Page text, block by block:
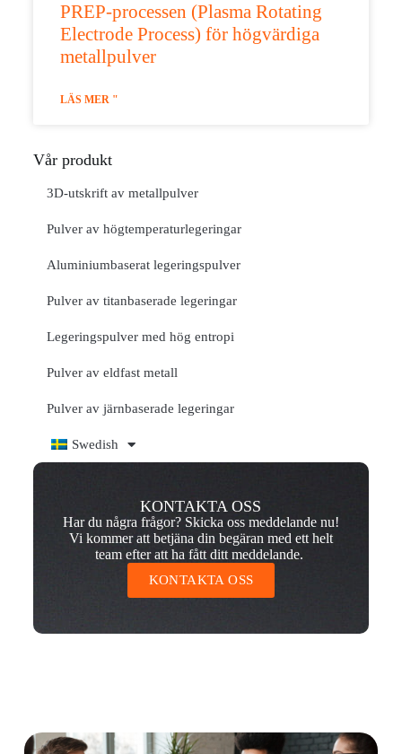
PREP-processen (Plasma Rotating
Electrode Process) för högvärdiga
metallpulver
LÄS MER "
Vår produkt
3D-utskrift av metallpulver
Pulver av högtemperaturlegeringar
Aluminiumbaserat legeringspulver
Pulver av titanbaserade legeringar
Legeringspulver med hög entropi
Pulver av eldfast metall
Pulver av järnbaserade legeringar
Swedish
KONTAKTA OSS
Har du några frågor? Skicka oss meddelande nu!
Vi kommer att betjäna din begäran med ett helt
team efter att ha fått ditt meddelande.
KONTAKTA OSS